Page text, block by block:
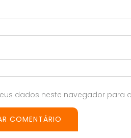
dados neste navegador para